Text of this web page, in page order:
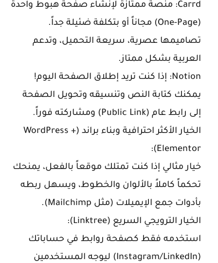
Carrd: منصة ممتازة لإنشاء صفحة هبوط واحدة
(One-Page) مجاناً أو بتكلفة ضئيلة جداً.
تصاميمها عصرية، سريعة التحميل، وتدعم
العربية بشكل ممتاز.
Notion: إذا كنت تريد إطلاق الصفحة اليوم!
يمكنك كتابة النص وتنسيقه وتحويل الصفحة
إلى رابط عام (Public Link) ومشاركته فوراً.
الخيار الأكثر احترافية وبناء براند (WordPress +
Elementor
):
خيار مثالي إذا كنت تمتلك موقعاً بالفعل، يمنحك
تحكماً كاملاً بالألوان والخطوط، ويسهل ربطه
بأدوات جمع الإيميلات (مثل Mailchimp
).
الخيار الترويجي السريع (Linktree
):
استخدمه فقط كصفحة روابط في حساباتك
(Instagram/LinkedIn)
ليوجه المستخدمين